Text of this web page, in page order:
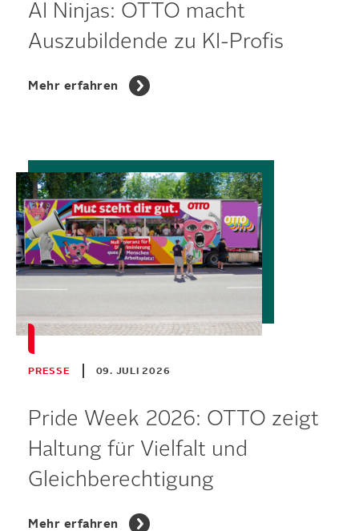
AI Ninjas: OTTO macht
Auszubildende zu KI-Profis
Mehr erfahren
PRESSE 09. JULI 2026
Pride Week 2026: OTTO zeigt
Haltung für Vielfalt und
Gleichberechtigung
Mehr erfahren